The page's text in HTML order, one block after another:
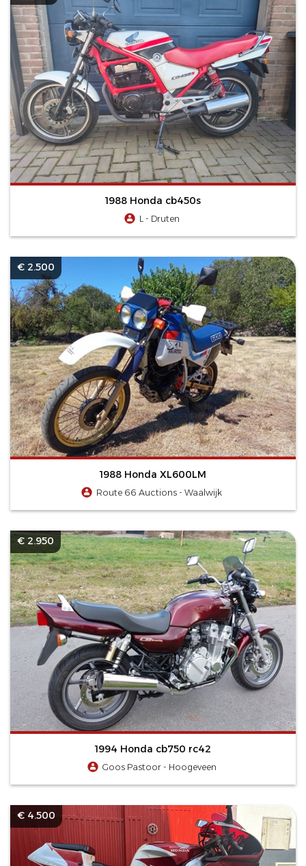
1988 Honda cb450s
L - Druten
€ 2.500
1988 Honda XL600LM
Route 66 Auctions - Waalwijk
€ 2.950
1994 Honda cb750 rc42
Goos Pastoor - Hoogeveen
€ 4.500